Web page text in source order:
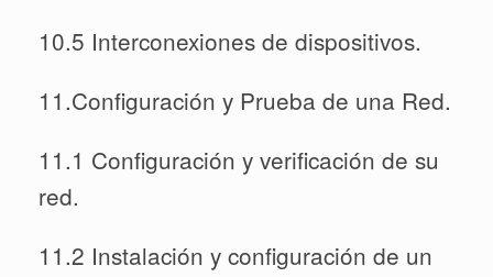
10.5 Interconexiones de dispositivos.
11.Configuración y Prueba de una Red.
11.1 Configuración y verificación de su
red.
11.2 Instalación y configuración de un